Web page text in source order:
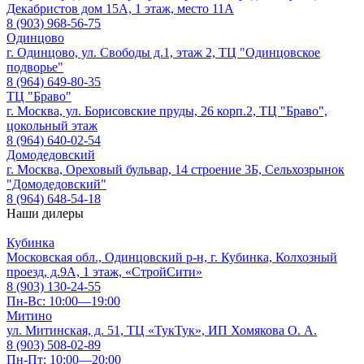
Декабристов дом 15А, 1 этаж, место 11А
8 (903) 968-56-75
Одинцово
г. Одинцово, ул. Свободы д.1, этаж 2, ТЦ "Одинцовское
подворье"
8 (964) 649-80-35
ТЦ "Браво"
г. Москва, ул. Борисовские пруды, 26 корп.2, ТЦ "Браво",
цокольный этаж
8 (964) 640-02-54
Домодедовский
г. Москва, Ореховый бульвар, 14 строение 3Б, Сельхозрынок
"Домодедовский"
8 (964) 648-54-18
Наши дилеры
Кубинка
Московская обл., Одинцовский р-н, г. Кубинка, Колхозный
проезд, д.9А, 1 этаж, «СтройСити»
8 (903) 130-24-55
Пн-Вс: 10:00—19:00
Митино
ул. Митинская, д. 51, ТЦ «ТукТук», ИП Хомякова О. А.
8 (903) 508-02-89
Пн-Пт: 10:00—20:00